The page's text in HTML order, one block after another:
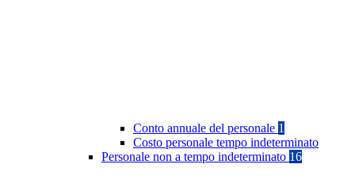
Conto annuale del personale 1
Costo personale tempo indeterminato
Personale non a tempo indeterminato 16